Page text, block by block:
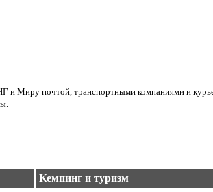
и Миру почтой, транспортными компаниями и
Кемпинг и туризм